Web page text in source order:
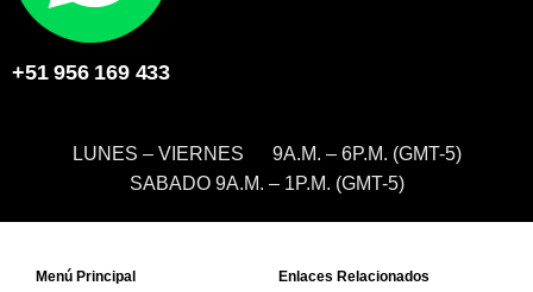
+51 956 169 433
LUNES – VIERNES 9A.M. – 6P.M. (GMT-5)
SABADO 9A.M. – 1P.M. (GMT-5)
Menú Principal Enlaces Relacionados